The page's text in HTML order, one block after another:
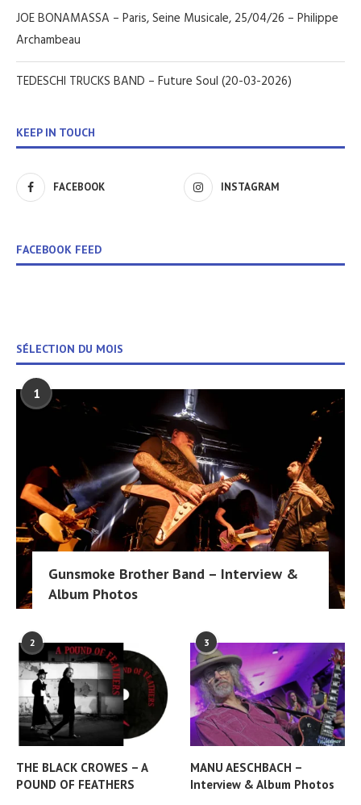
JOE BONAMASSA – Paris, Seine Musicale, 25/04/26 – Philippe
Archambeau
TEDESCHI TRUCKS BAND – Future Soul (20-03-2026)
KEEP IN TOUCH
FACEBOOK INSTAGRAM
FACEBOOK FEED
SÉLECTION DU MOIS
1
Gunsmoke Brother Band – Interview &
Album Photos
2
THE BLACK CROWES – A
POUND OF FEATHERS
3
MANU AESCHBACH –
Interview & Album Photos